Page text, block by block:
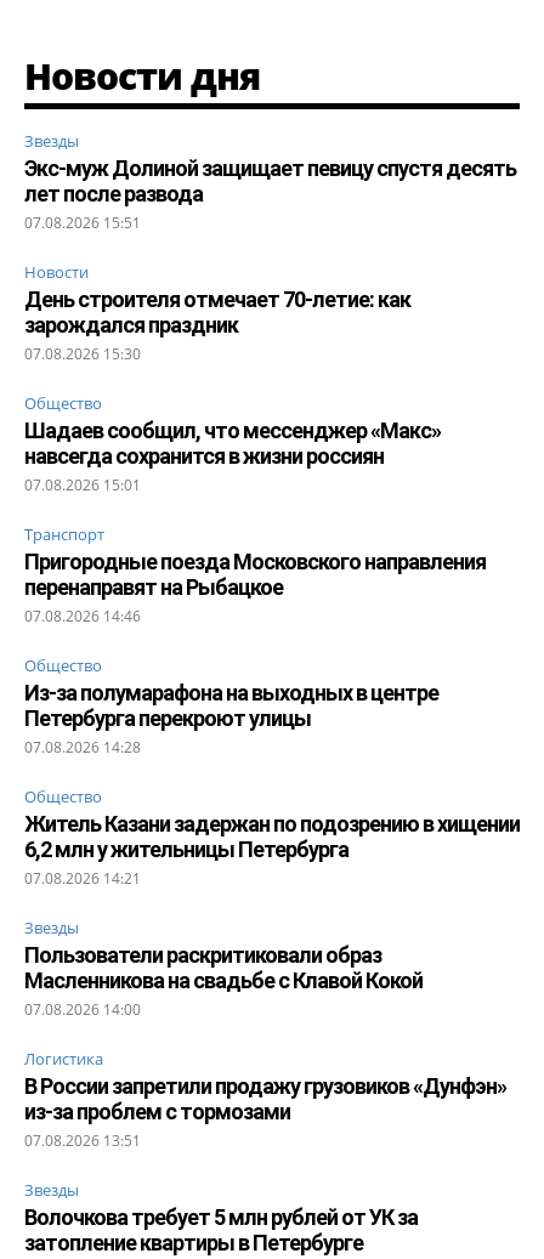
Новости дня
Звезды
Экс-муж Долиной защищает певицу спустя десять
лет после развода
07.08.2026 15:51
Новости
День строителя отмечает 70-летие: как
зарождался праздник
07.08.2026 15:30
Общество
Шадаев сообщил, что мессенджер «Макс»
навсегда сохранится в жизни россиян
07.08.2026 15:01
Транспорт
Пригородные поезда Московского направления
перенаправят на Рыбацкое
07.08.2026 14:46
Общество
Из-за полумарафона на выходных в центре
Петербурга перекроют улицы
07.08.2026 14:28
Общество
Житель Казани задержан по подозрению в хищении
6,2 млн у жительницы Петербурга
07.08.2026 14:21
Звезды
Пользователи раскритиковали образ
Масленникова на свадьбе с Клавой Кокой
07.08.2026 14:00
Логистика
В России запретили продажу грузовиков «Дунфэн»
из-за проблем с тормозами
07.08.2026 13:51
Звезды
Волочкова требует 5 млн рублей от УК за
затопление квартиры в Петербурге